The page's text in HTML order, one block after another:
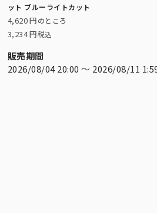
ット ブルーライトカット
4,620 のところ
3,234 税込
販売期間
2026/08/04 20:00〜 2026/08/11